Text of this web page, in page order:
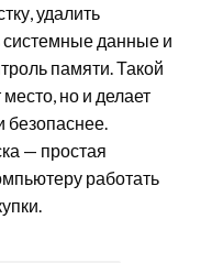
удалить
данные и
памяти. Такой
но и делает
безопаснее.
— простая
работать